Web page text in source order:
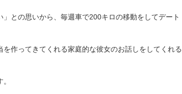
との思いから、毎週車で200キロの移動をしてデート
作ってきてくれる家庭的な彼女のお話しをしてくれる